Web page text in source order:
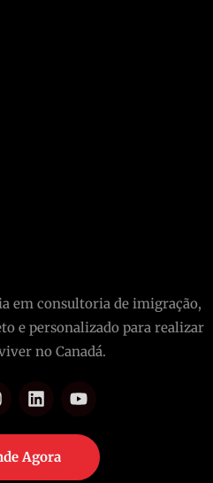
em consultoria de imigração,
e personalizado para realizar
no Canadá.
Agora